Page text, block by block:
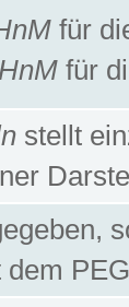
für
für
stellt
dem